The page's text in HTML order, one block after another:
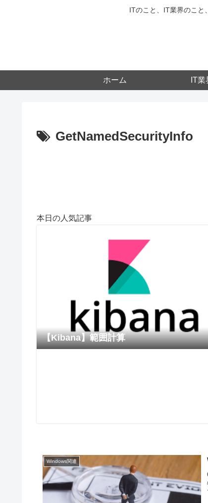
ITのこと、IT業界のこと
ホーム IT業
GetNamedSecurityInfo
本日の人気記事
【Kibana】範囲計算
Windows関連